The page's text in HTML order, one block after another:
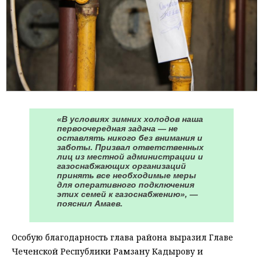
«В условиях зимних холодов наша
первоочередная задача — не
оставлять никого без внимания и
заботы. Призвал ответственных
лиц из местной администрации и
газоснабжающих организаций
принять все необходимые меры
для оперативного подключения
этих семей к газоснабжению», —
пояснил Амаев.
Особую благодарность глава района выразил Главе
Чеченской Республики Рамзану Кадырову и